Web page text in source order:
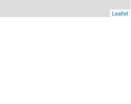
Leaflet